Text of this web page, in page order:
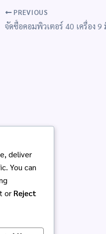
PREVIOUS
จัดซื้อคอมพิวเตอร์ 40 เครื่อง 9
deliver
You can
or Reject